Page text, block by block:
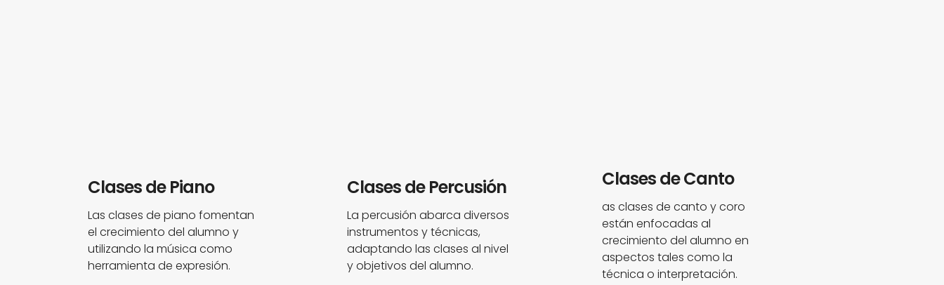
Clases de Piano
Las clases de piano fomentan
el crecimiento del alumno y
utilizando la música como
herramienta de expresión.
Clases de Percusión
La percusión abarca diversos
instrumentos y técnicas,
adaptando las clases al nivel
y objetivos del alumno.
Clases de Canto
as clases de canto y coro
están enfocadas al
crecimiento del alumno en
aspectos tales como la
técnica o interpretación.